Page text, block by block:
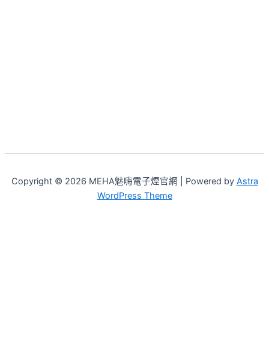
Copyright © 2026 MEHA魅嗨電子煙官網 | Powered by Astra
WordPress Theme